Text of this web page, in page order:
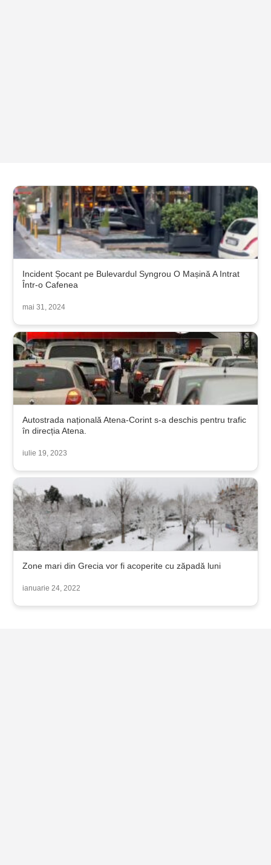
Incident Șocant pe Bulevardul Syngrou O Mașină A Intrat
Într-o Cafenea
mai 31, 2024
Autostrada națională Atena-Corint s-a deschis pentru trafic
în direcția Atena.
iulie 19, 2023
Zone mari din Grecia vor fi acoperite cu zăpadă luni
ianuarie 24, 2022